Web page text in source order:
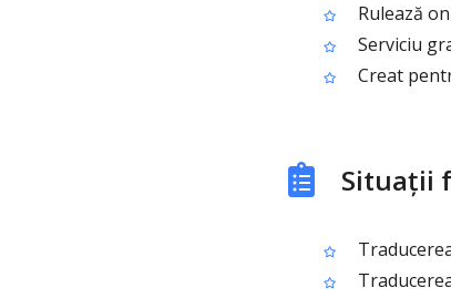
Rulează
Serviciu
Creat
Situații